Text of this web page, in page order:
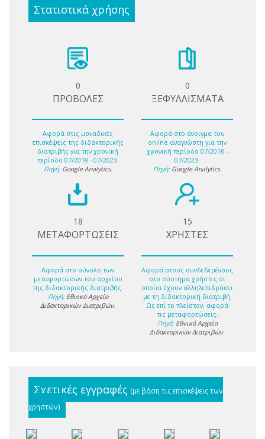
Στατιστικά χρήσης
0
ΠΡΟΒΟΛΕΣ
Αφορά στις μοναδικές
επισκέψεις της διδακτορικής
διατριβής για την χρονική
περίοδο 07/2018 - 07/2023.
Πηγή: Google Analytics.
0
ΞΕΦΥΛΛΙΣΜΑΤΑ
Αφορά στο άνοιγμα του
online αναγνώστη για την
χρονική περίοδο 07/2018 -
07/2023.
Πηγή: Google Analytics.
18
ΜΕΤΑΦΟΡΤΩΣΕΙΣ
Αφορά στο σύνολο των
μεταφορτώσων του αρχείου
της διδακτορικής διατριβής.
Πηγή: Εθνικό Αρχείο
Διδακτορικών Διατριβών.
15
ΧΡΗΣΤΕΣ
Αφορά στους συνδεδεμένους
στο σύστημα χρήστες οι
οποίοι έχουν αλληλεπιδράσει
με τη διδακτορική διατριβή.
Ως επί το πλείστον, αφορά
τις μεταφορτώσεις.
Πηγή: Εθνικό Αρχείο
Διδακτορικών Διατριβών.
Σχετικές εγγραφές (με βάση τις επισκέψεις των
χρηστών)